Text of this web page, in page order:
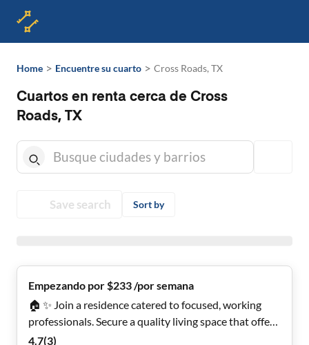
Home > Encuentre su cuarto > Cross Roads, TX
Cuartos en renta cerca de Cross
Roads, TX
Save search Sort by
Empezando por $233 /por semana
🏠 ✨ Join a residence catered to focused, working
professionals. Secure a quality living space that offers
more than just the basics! 💡 All-Inclusive Utilities •
4.7(3)